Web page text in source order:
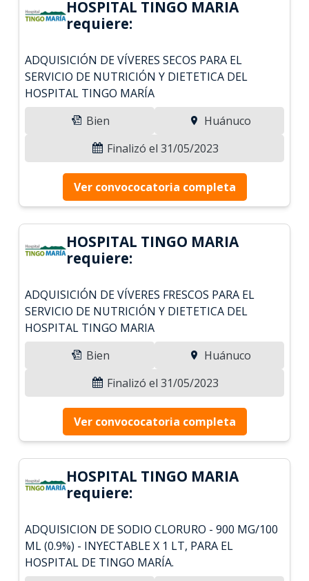
HOSPITAL TINGO MARIA
requiere:
ADQUISICIÓN DE VÍVERES SECOS PARA EL
SERVICIO DE NUTRICIÓN Y DIETETICA DEL
HOSPITAL TINGO MARÍA
Bien
Huánuco
Finalizó el 31/05/2023
Ver convococatoria completa
HOSPITAL TINGO MARIA
requiere:
ADQUISICIÓN DE VÍVERES FRESCOS PARA EL
SERVICIO DE NUTRICIÓN Y DIETETICA DEL
HOSPITAL TINGO MARIA
Bien
Huánuco
Finalizó el 31/05/2023
Ver convococatoria completa
HOSPITAL TINGO MARIA
requiere:
ADQUISICION DE SODIO CLORURO - 900 MG/100
ML (0.9%) - INYECTABLE X 1 LT, PARA EL
HOSPITAL DE TINGO MARÍA.